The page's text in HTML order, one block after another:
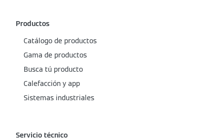
Productos
Catálogo de productos
Gama de productos
Busca tú producto
Calefacción y app
Sistemas industriales
Servicio técnico